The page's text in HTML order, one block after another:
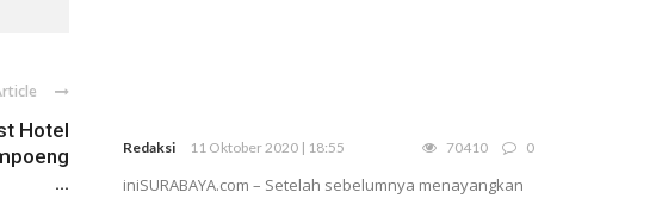
Hotel
...
Redaksi 11 Oktober 2020 | 18:55 70410 0
iniSURABAYA.com – Setelah sebelumnya menayangkan